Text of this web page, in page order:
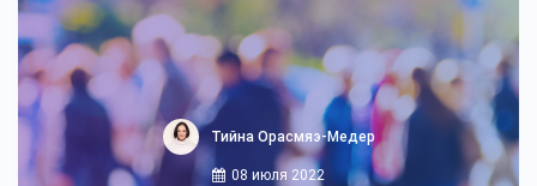
Тийна Орасмяэ-Медер
08 июля 2022